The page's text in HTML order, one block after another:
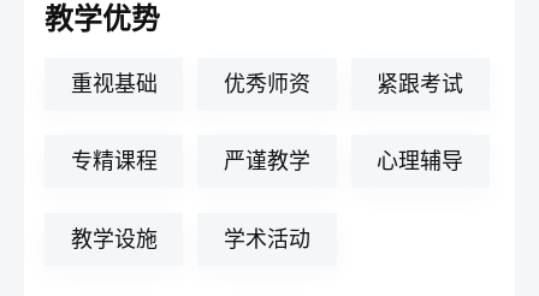
教学优势
重视基础 优秀师资 紧跟考试
专精课程 严谨教学 心理辅导
教学设施 学术活动